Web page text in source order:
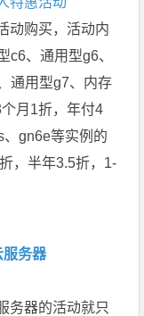
动购买，活动内
c6、通用型g6、
通用型g7、内存
月1折，年付4
gn6e等实例的
，半年3.5折，1-
服务器
务器的活动就只